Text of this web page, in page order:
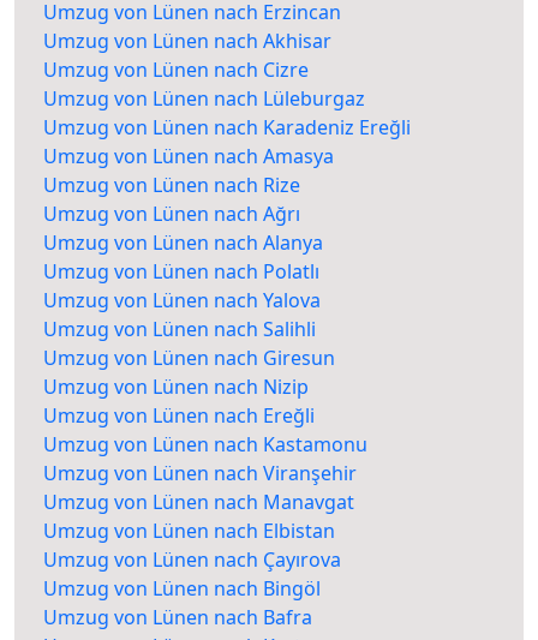
Umzug von Lünen nach Erzincan
Umzug von Lünen nach Akhisar
Umzug von Lünen nach Cizre
Umzug von Lünen nach Lüleburgaz
Umzug von Lünen nach Karadeniz Ereğli
Umzug von Lünen nach Amasya
Umzug von Lünen nach Rize
Umzug von Lünen nach Ağrı
Umzug von Lünen nach Alanya
Umzug von Lünen nach Polatlı
Umzug von Lünen nach Yalova
Umzug von Lünen nach Salihli
Umzug von Lünen nach Giresun
Umzug von Lünen nach Nizip
Umzug von Lünen nach Ereğli
Umzug von Lünen nach Kastamonu
Umzug von Lünen nach Viranşehir
Umzug von Lünen nach Manavgat
Umzug von Lünen nach Elbistan
Umzug von Lünen nach Çayırova
Umzug von Lünen nach Bingöl
Umzug von Lünen nach Bafra